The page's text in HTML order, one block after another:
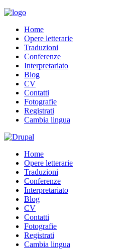
Home
Opere letterarie
Traduzioni
Conferenze
Interpretariato
Blog
CV
Contatti
Fotografie
Registrati
Cambia lingua
Home
Opere letterarie
Traduzioni
Conferenze
Interpretariato
Blog
CV
Contatti
Fotografie
Registrati
Cambia lingua